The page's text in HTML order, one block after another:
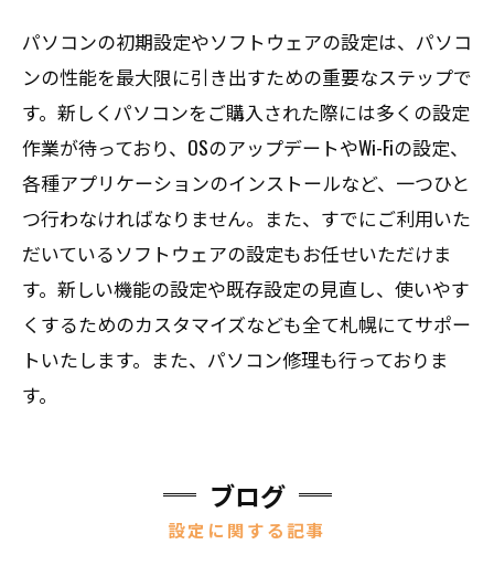
パソコンの初期設定やソフトウェアの設定は、パソコ
ンの性能を最大限に引き出すための重要なステップで
す。新しくパソコンをご購入された際には多くの設定
作業が待っており、OSのアップデートやWi-Fiの設定、
各種アプリケーションのインストールなど、一つひと
つ行わなければなりません。また、すでにご利用いた
だいているソフトウェアの設定もお任せいただけま
す。新しい機能の設定や既存設定の見直し、使いやす
くするためのカスタマイズなども全て札幌にてサポー
トいたします。また、パソコン修理も行っておりま
す。
ブログ
設定に関する記事